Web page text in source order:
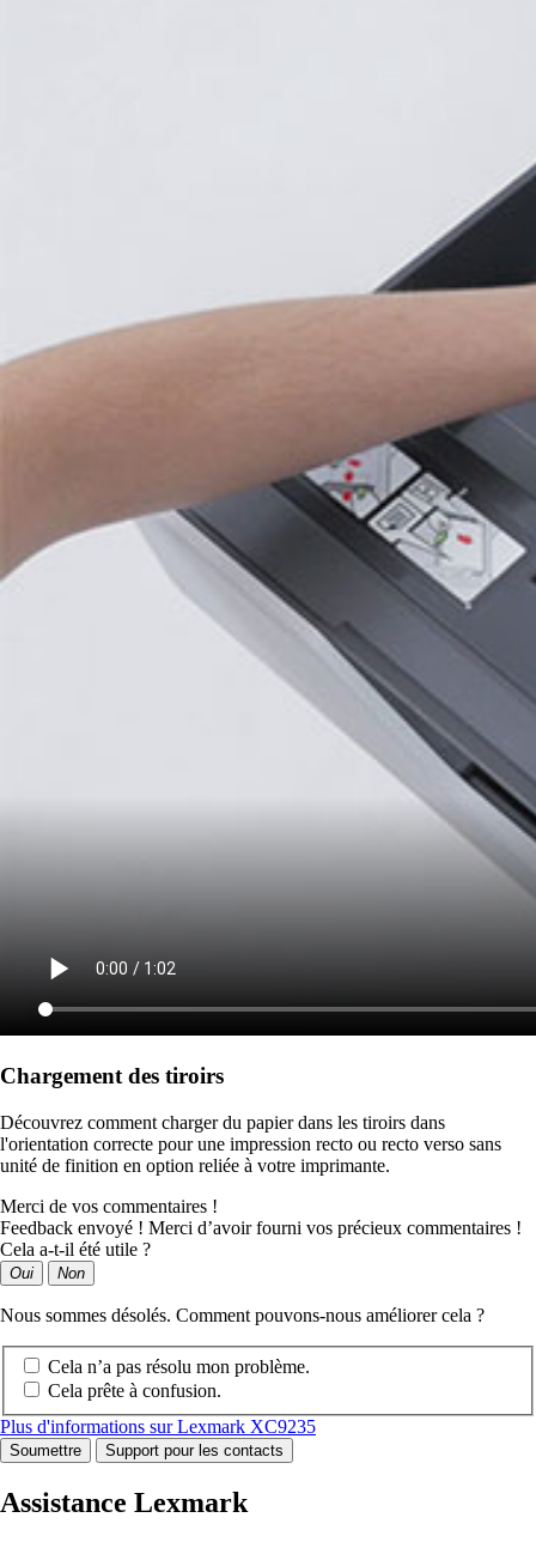
Chargement des tiroirs
Découvrez comment charger du papier dans les tiroirs dans
l'orientation correcte pour une impression recto ou recto verso sans
unité de finition en option reliée à votre imprimante.
Merci de vos commentaires !
Feedback envoyé ! Merci d’avoir fourni vos précieux commentaires !
Cela a-t-il été utile ?
Oui Non
Nous sommes désolés. Comment pouvons-nous améliorer cela ?
Cela n’a pas résolu mon problème.
Cela prête à confusion.
Plus d'informations sur Lexmark XC9235
Soumettre Support pour les contacts
Assistance Lexmark